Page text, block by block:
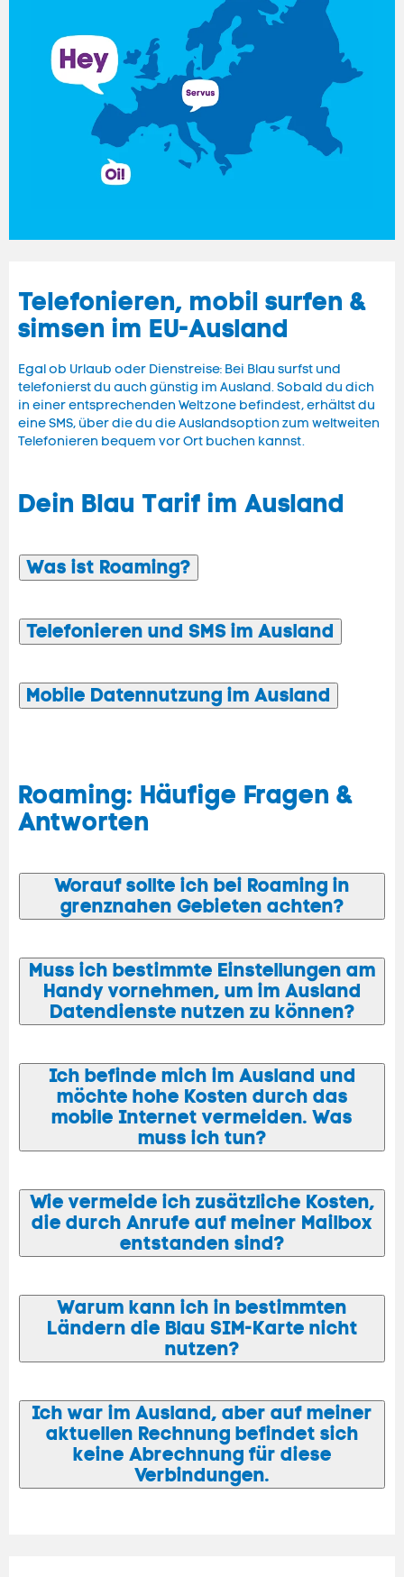
Telefonieren, mobil surfen &
simsen im EU-Ausland
Egal ob Urlaub oder Dienstreise: Bei Blau surfst und
telefonierst du auch günstig im Ausland. Sobald du dich
in einer entsprechenden Weltzone befindest, erhältst du
eine SMS, über die du die Auslandsoption zum weltweiten
Telefonieren bequem vor Ort buchen kannst.
Dein Blau Tarif im Ausland
Was ist Roaming?
Telefonieren und SMS im Ausland
Mobile Datennutzung im Ausland
Roaming: Häufige Fragen &
Antworten
Worauf sollte ich bei Roaming in
grenznahen Gebieten achten?
Muss ich bestimmte Einstellungen am
Handyvornehmen, um im Ausland
Datendienste nutzen zu können?
Ich befinde mich im Ausland und
möchte hohe Kosten durch das
mobile Internet vermeiden. Was
muss ich tun?
Wie vermeide ich zusätzliche Kosten,
die durch Anrufe auf meiner Mailbox
entstanden sind?
Warum kann ich in bestimmten
Ländern die Blau SIM-Karte nicht
nutzen?
Ich war im Ausland, aber auf meiner
aktuellen Rechnung befindet sich
keine Abrechnung für diese
Verbindungen.